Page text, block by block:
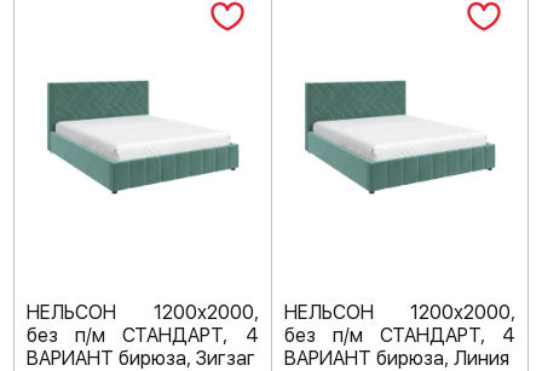
НЕЛЬСОН 1200х2000,
без п/м СТАНДАРТ, 4
ВАРИАНТ бирюза, Зигзаг
НЕЛЬСОН 1200х2000,
без п/м СТАНДАРТ, 4
ВАРИАНТ бирюза, Линия